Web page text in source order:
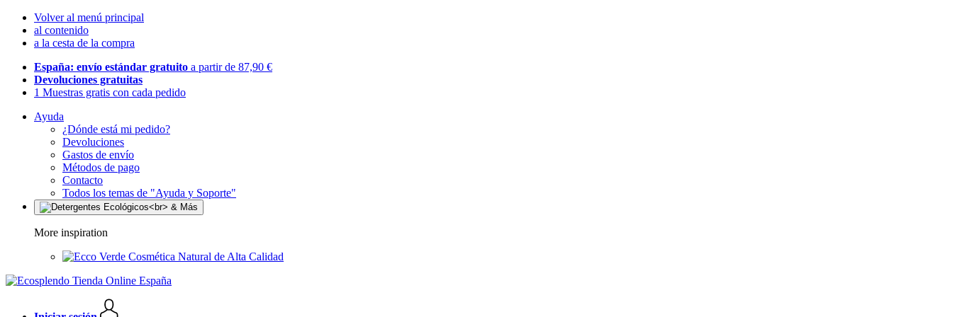
Volver al menú principal
al contenido
a la cesta de la compra
España: envío estándar gratuito a partir de 87,90 €
Devoluciones gratuitas
1 Muestras gratis con cada pedido
Ayuda
¿Dónde está mi pedido?
Devoluciones
Gastos de envío
Métodos de pago
Contacto
Todos los temas de "Ayuda y Soporte"
More inspiration
Cosmética Natural de Alta Calidad